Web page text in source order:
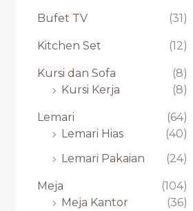
Bufet TV (31)
Kitchen Set (12)
Kursi dan Sofa
(8)
Kursi Kerja
(8)
Lemari
(64)
Lemari Hias
(40)
Lemari Pakaian
(24)
Meja
(104)
Meja Kantor
(36)